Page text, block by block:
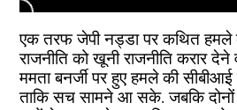
एक तरफ जेपी नड्डा पर कथित हमले
राजनीति को खूनी राजनीति करार देने
ममता बनर्जी पर हुए हमले की
ताकि सच सामने आ सके. जबकि दोनों